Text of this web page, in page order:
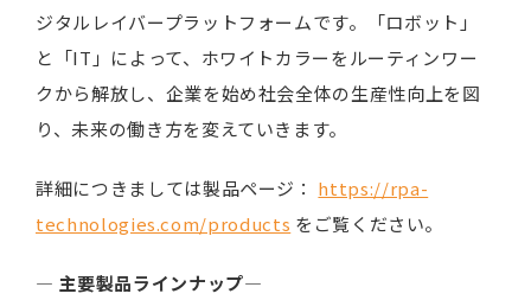
ジタルレイバープラットフォームです。「ロボット」
と「IT」によって、ホワイトカラーをルーティンワー
クから解放し、企業を始め社会全体の生産性向上を図
り、未来の働き方を変えていきます。
詳細につきましては製品ページ： https://rpa-
technologies.com/products をご覧ください。
― 主要製品ラインナップ―